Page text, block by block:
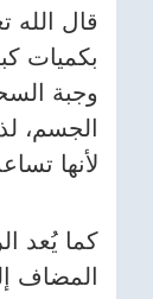
قال الله
بكميات
وجبة
الجسم،
لأنها
كما يُعد
المضاف